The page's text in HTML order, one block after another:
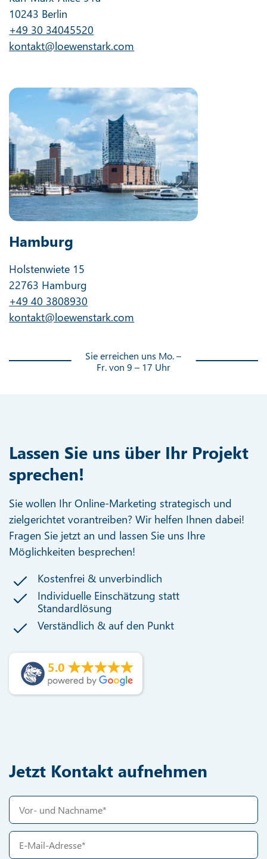
10243 Berlin
+49 30 34045520
kontakt@loewenstark.com
Hamburg
Holstenwiete 15
22763 Hamburg
+49 40 3808930
kontakt@loewenstark.com
Sie erreichen uns Mo. –
Fr. von 9 – 17 Uhr
Lassen Sie uns über Ihr Projekt
sprechen!
Sie wollen Ihr Online-Marketing strategisch und
zielgerichtet vorantreiben? Wir helfen Ihnen dabei!
Fragen Sie jetzt an und lassen Sie uns Ihre
Möglichkeiten besprechen!
Kostenfrei & unverbindlich
Individuelle Einschätzung statt
Standardlösung
Verständlich & auf den Punkt
5.0
Jetzt Kontakt aufnehmen